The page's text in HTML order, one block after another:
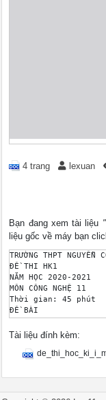
4 trang lexuan
Bạn đang xem tài liệu
liệu gốc về máy bạn
TRƯỜNG THPT NGUYỄN
ĐỀ THI HK1
NĂM HỌC 2020-2021
MÔN CÔNG NGHỆ 11
Thời gian: 45 phút
ĐỀ BÀI
Chọn phương án trả
A. 2	B. 3	C. 4	D. 5
A. A0, A1, A2
Tài liệu đính kèm: